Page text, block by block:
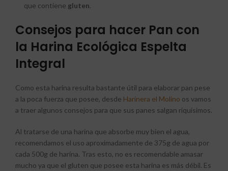
que contiene gluten.
Consejos para hacer Pan con
la Harina Ecológica Espelta
Integral
Como esta harina resulta bastante útil para elaborar pan pese
a la poca fuerza que posee, desde Harinera el Molino os vamos
a traer algunos consejos para que sus panes salgan riquísimos.
Al tratarse de una harina que absorbe muy bien el agua,
recomendamos el uso aproximadamente de 375g de agua por
cada 500g de harina. Tras esto, no es recomendable amasar
mucho ya que el gluten que posee esta harina es más débil. Es